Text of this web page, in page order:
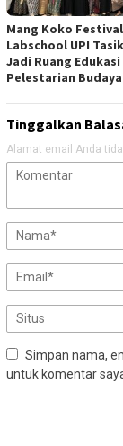
Mang Koko Festival
Labschool UPI
Jadi Ruang Edukasi
Pelestarian Budaya
Tinggalkan
Alamat email Anda
Simpan nama,
untuk komentar